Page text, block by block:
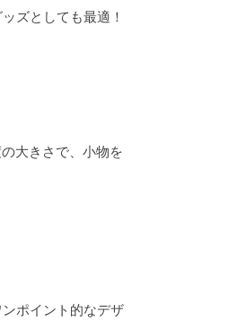
ズとしても最適！
大きさで、小物を
ポイント的なデザ